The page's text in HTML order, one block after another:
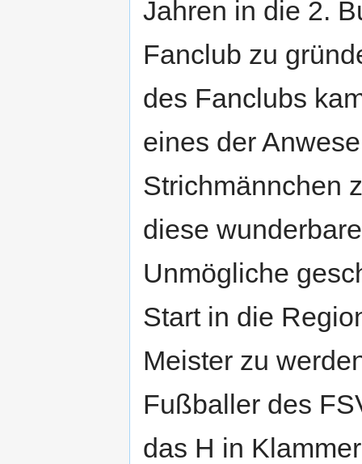
Jahren in die 2.
Fanclub zu
des Fanclubs
eines der
Strichmännchen
diese
Unmögliche
Start in die
Meister zu
Fußballer des
das H in